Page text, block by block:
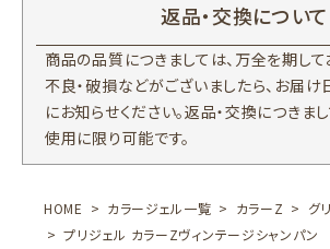
返品・交換について
商品の品質につきましては、万全を期して
不良・破損などがございましたら、お届
にお知らせください。返品・交換につきま
使用に限り可能です。
HOME カラージェル一覧 カラーZ
グ
プリジェル カラーZヴィンテージシャンパン